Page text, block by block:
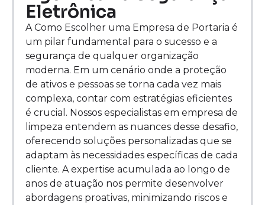
Eletrônica
A Como Escolher uma Empresa de Portaria é
um pilar fundamental para o sucesso e a
segurança de qualquer organização
moderna. Em um cenário onde a proteção
de ativos e pessoas se torna cada vez mais
complexa, contar com estratégias eficientes
é crucial. Nossos especialistas em empresa de
limpeza entendem as nuances desse desafio,
oferecendo soluções personalizadas que se
adaptam às necessidades específicas de cada
cliente. A expertise acumulada ao longo de
anos de atuação nos permite desenvolver
abordagens proativas, minimizando riscos e